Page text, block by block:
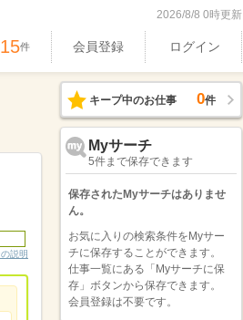
2026/8/8 0時更新
件 会員登録 ログイン
説明
キープ中のお仕事 0件
Myサーチ
5件まで保存できます
保存されたMyサーチはありませ
ん。
お気に入りの検索条件をMyサー
チに保存することができます。
仕事一覧にある「Myサーチに保
存」ボタンから保存できます。
会員登録は不要です。